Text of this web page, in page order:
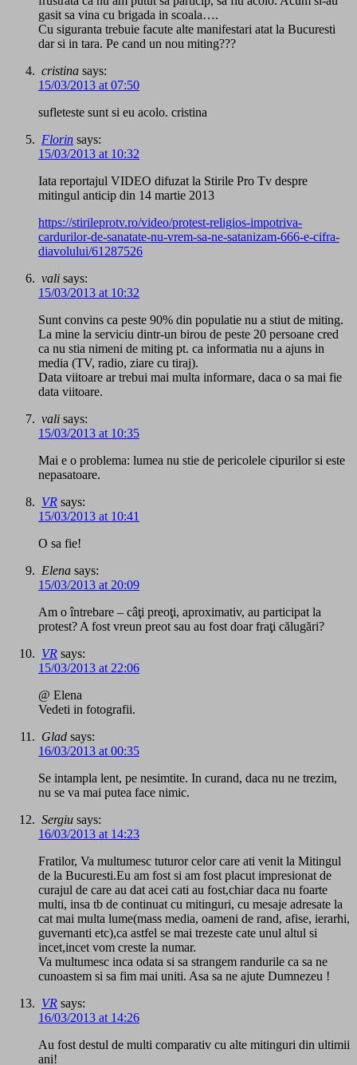
gasit sa vina cu brigada in scoala….
Cu siguranta trebuie facute alte manifestari atat la Bucuresti
dar si in tara. Pe cand un nou miting???
cristina says:
15/03/2013 at 07:50
sufleteste sunt si eu acolo. cristina
Florin says:
15/03/2013 at 10:32
Iata reportajul VIDEO difuzat la Stirile Pro Tv despre
mitingul anticip din 14 martie 2013
https://stirileprotv.ro/video/protest-religios-impotriva-
cardurilor-de-sanatate-nu-vrem-sa-ne-satanizam-666-e-cifra-
diavolului/61287526
vali says:
15/03/2013 at 10:32
Sunt convins ca peste 90% din populatie nu a stiut de miting.
La mine la serviciu dintr-un birou de peste 20 persoane cred
ca nu stia nimeni de miting pt. ca informatia nu a ajuns in
media (TV, radio, ziare cu tiraj).
Data viitoare ar trebui mai multa informare, daca o sa mai fie
data viitoare.
vali says:
15/03/2013 at 10:35
Mai e o problema: lumea nu stie de pericolele cipurilor si este
nepasatoare.
VR says:
15/03/2013 at 10:41
O sa fie!
Elena says:
15/03/2013 at 20:09
Am o întrebare – câţi preoţi, aproximativ, au participat la
protest? A fost vreun preot sau au fost doar fraţi călugări?
VR says:
15/03/2013 at 22:06
@ Elena
Vedeti in fotografii.
Glad says:
16/03/2013 at 00:35
Se intampla lent, pe nesimtite. In curand, daca nu ne trezim,
nu se va mai putea face nimic.
Sergiu says:
16/03/2013 at 14:23
Fratilor, Va multumesc tuturor celor care ati venit la Mitingul
de la Bucuresti.Eu am fost si am fost placut impresionat de
curajul de care au dat acei cati au fost,chiar daca nu foarte
multi, insa tb de continuat cu mitinguri, cu mesaje adresate la
cat mai multa lume(mass media, oameni de rand, afise, ierarhi,
guvernanti etc),ca astfel se mai trezeste cate unul altul si
incet,incet vom creste la numar.
Va multumesc inca odata si sa strangem randurile ca sa ne
cunoastem si sa fim mai uniti. Asa sa ne ajute Dumnezeu !
VR says:
16/03/2013 at 14:26
Au fost destul de multi comparativ cu alte mitinguri din ultimii
ani!